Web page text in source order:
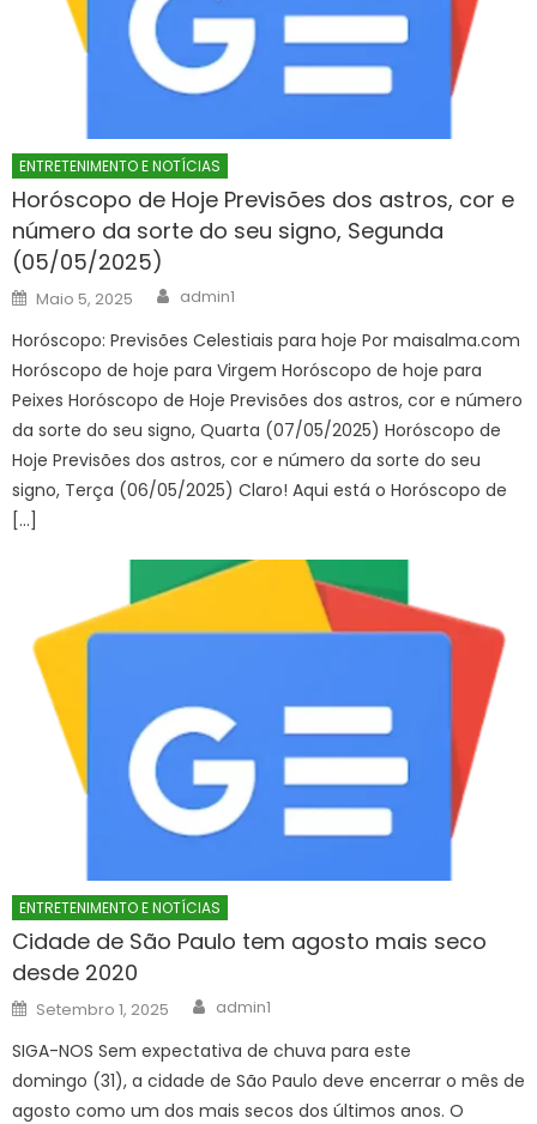
ENTRETENIMENTO E NOTÍCIAS
Horóscopo de Hoje Previsões dos astros, cor e
número da sorte do seu signo, Segunda
(05/05/2025)
Posted
on
Maio 5, 2025 Author
admin1
Horóscopo: Previsões Celestiais para hoje Por maisalma.com
Horóscopo de hoje para Virgem Horóscopo de hoje para
Peixes Horóscopo de Hoje Previsões dos astros, cor e número
da sorte do seu signo, Quarta (07/05/2025) Horóscopo de
Hoje Previsões dos astros, cor e número da sorte do seu
signo, Terça (06/05/2025) Claro! Aqui está o Horóscopo de
[…]
ENTRETENIMENTO E NOTÍCIAS
Cidade de São Paulo tem agosto mais seco
desde 2020
Posted
on
Setembro 1, 2025 Author
admin1
SIGA-NOS Sem expectativa de chuva para este
domingo (31), a cidade de São Paulo deve encerrar o mês de
agosto como um dos mais secos dos últimos anos. O